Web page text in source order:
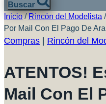
Buscar
Inicio / Rincón del Modelista /
Por Mail Con El Pago De
Compras Rincón del
ATENTOS!
Mail Con El